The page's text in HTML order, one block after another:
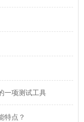
一项测试工具
特点？